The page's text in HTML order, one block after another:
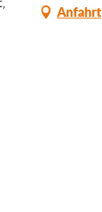
Anfahrt